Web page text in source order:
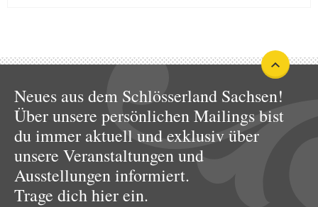
Neues aus dem Schlösserland Sachsen!
Über unsere persönlichen Mailings bist
du immer aktuell und exklusiv über
unsere Veranstaltungen und
Ausstellungen informiert.
Trage dich hier ein.